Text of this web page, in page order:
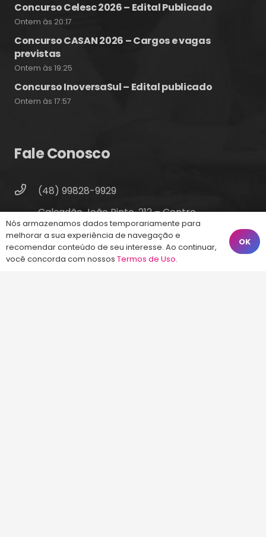
Concurso Celesc 2026 – Edital Publicado
Ontem às 20:17
Concurso CASAN 2026 – Cargos e vagas
previstas
Ontem às 19:25
Concurso InoversaSul – Edital publicado
Ontem às 17:57
Fale Conosco
(48) 99828-9929
Calçadão João Pinto, 212 – Centro
Florianópolis – SC, 88010-420
atendimento@energiaconcursos.com.br
Nós armazenamos dados temporariamente para
melhorar a sua experiência de navegação e
recomendar conteúdo de seu interesse. Ao continuar,
você concorda com nossos Termos de Uso.
OK